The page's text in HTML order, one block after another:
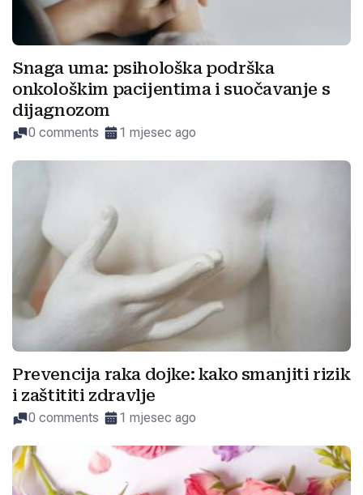
Snaga uma: psihološka podrška
onkološkim pacijentima i suočavanje s
dijagnozom
0 comments 1 mjesec ago
Prevencija raka dojke: kako smanjiti rizik
i zaštititi zdravlje
0 comments 1 mjesec ago